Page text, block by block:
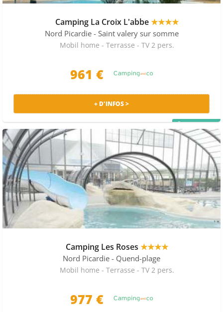
Camping La Croix L'abbe★★★★
Nord Picardie - Saint valery sur somme
Mobil home - Terrasse - TV 2 pers.
961 €
+ D'INFOS >
Camping Les Roses ★★★★
Nord Picardie - Quend-plage
Mobil home - Terrasse - TV 2 pers.
977 €